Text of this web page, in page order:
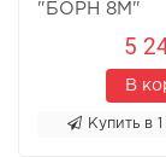
"БОРН 8М"
5
В
Купить в